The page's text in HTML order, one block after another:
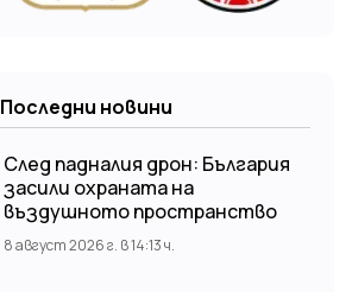
Последни новини
След падналия дрон: България
засили охраната на
въздушното пространство
8 август 2026 г. в 14:13 ч.